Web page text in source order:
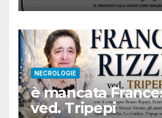
NECROLOGIE
è mancata
ved. Tripepi